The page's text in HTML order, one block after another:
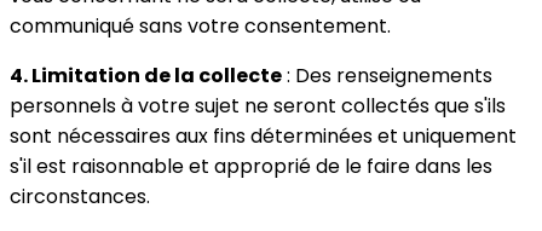
communiqué sans votre consentement.
4. Limitation de la collecte: Des renseignements
personnels à votre sujet ne seront collectés que s'ils
sont nécessaires aux fins déterminées et uniquement
s'il est raisonnable et approprié de le faire dans les
circonstances.